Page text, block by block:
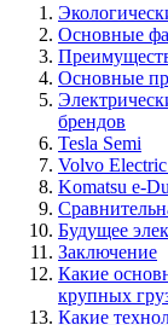
Основные
Основные
брендов
Tesla Semi
Volvo
Komatsu e-
Будущее
Заключение
Какие
крупных
Какие